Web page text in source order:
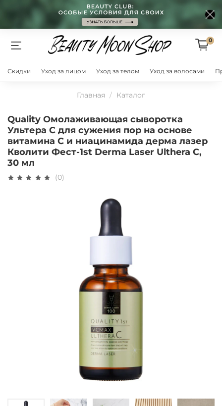
0
Скидки Уход за лицом Уход за телом Уход за волосами
Главная Каталог
Quality Омолаживающая сыворотка
Ультера C для сужения пор на основе
витамина С и ниацинамида дерма лазер
Кволити Фест-1st Derma Laser Ulthera C,
30 мл
(0)